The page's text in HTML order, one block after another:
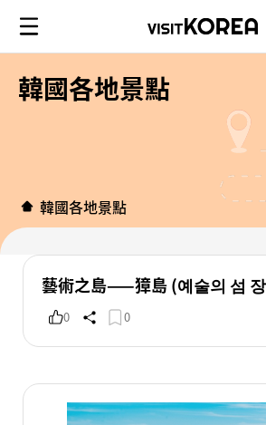
韓國各地景點
韓國各地景點
藝術之島——獐島 (예술의 섬
0 0